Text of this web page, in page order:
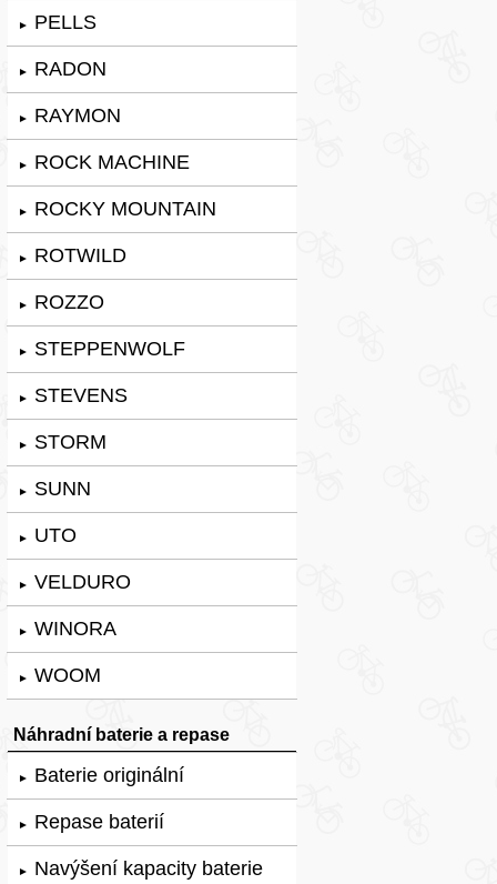
► PELLS
► RADON
► RAYMON
► ROCK MACHINE
► ROCKY MOUNTAIN
► ROTWILD
► ROZZO
► STEPPENWOLF
► STEVENS
► STORM
► SUNN
► UTO
► VELDURO
► WINORA
► WOOM
Náhradní baterie a repase
► Baterie originální
► Repase baterií
► Navýšení kapacity baterie